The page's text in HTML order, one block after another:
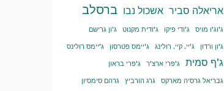
אריאלה סביר אשכול נבו ברסלב
ג'וג'ו מויס ג'ודי פיקו ג'ודית מקנוט
ג'ון גרישם
ג'ון ורדון
ג'יי. קיי. רולינג ג'יימס פטרסון ג'יימס רולינס
ג'ף סמית ג'פרי ארצ'ר
ג'פרי בראון
גבריאל גרסיה מארקס
גרג הורביץ
גרהם סימסיון